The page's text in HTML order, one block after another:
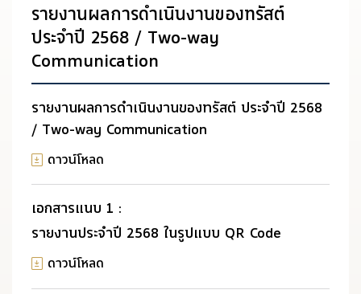
รายงานผลการดำเนินงานของทรัสต์
ประจำปี 2568 / Two-way
Communication
รายงานผลการดำเนินงานของทรัสต์ ประจำปี 2568
/ Two-way Communication
ดาวน์โหลด
เอกสารแนบ 1 :
รายงานประจำปี 2568 ในรูปแบบ QR Code
ดาวน์โหลด